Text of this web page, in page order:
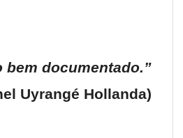
bem documentado.”
Uyrangé Hollanda)